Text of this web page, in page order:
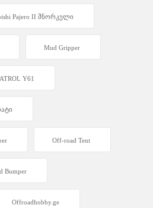
Pajero II შნორკელი
Mud Gripper
Y61
Off-road Tent
Bumper
Offroadhobby.ge